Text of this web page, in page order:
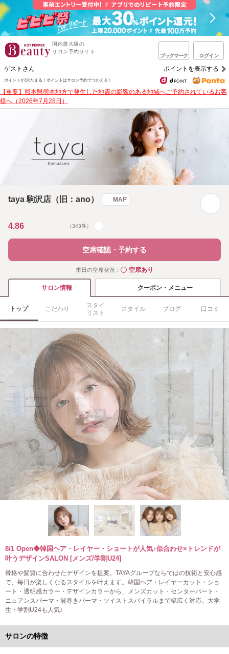
国内最大級の
サロン予約サイト
ブックマーク ログイン
ゲストさん ポイントを表示する
ポイントが1%たまる！ ポイントはサロン予約でつかえる！
【重要】熊本県熊本地方で発生した地震の影響のある地域へご予約されているお客
様へ（2026年7月28日）
taya 駒沢店（旧：ano） MAP
4.86 （343件）
空席確認・予約する
本日の空席状況： ◯空席あり
サロン情報 クーポン・メニュー
トップ こだわり
スタイ
リスト
スタイル ブログ 口コミ
8/1 Open◆韓国ヘア・レイヤー・ショートが人気♪似合わせ×トレンドが
叶うデザインSALON [メンズ/学割U24]
骨格や髪質に合わせたデザインを提案。TAYAグループならではの技術と安心感
で、毎日が楽しくなるスタイルを叶えます。韓国ヘア・レイヤーカット・ショ
ート・透明感カラー・デザインカラーから、メンズカット・センターパート・
ニュアンスパーマ・波巻きパーマ・ツイストスパイラルまで幅広く対応。大学
生・学割U24も人気♪
サロンの特徴